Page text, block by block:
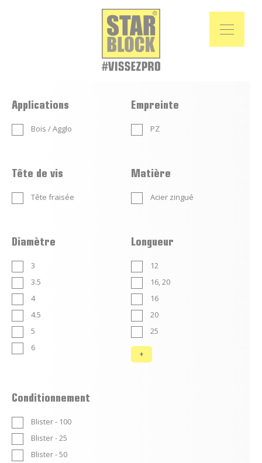
Applications
Bois / Agglo
Empreinte
PZ
Tête de vis
Tête fraisée
Matière
Acier zingué
Diamètre
3
3.5
4
4.5
5
6
Longueur
12
16, 20
16
20
25
Conditionnement
Blister - 100
Blister - 25
Blister - 50